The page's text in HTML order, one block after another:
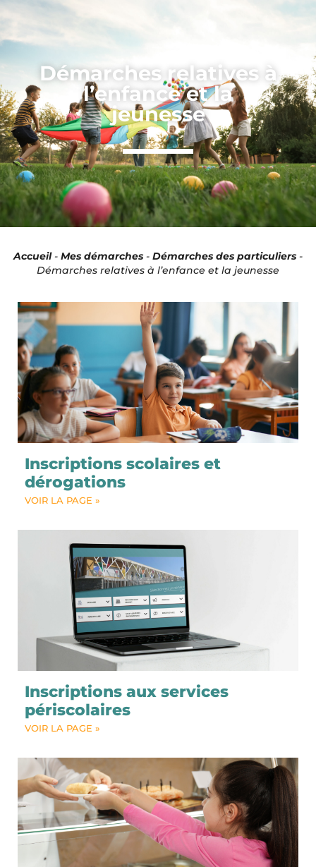
Démarches relatives à
l’enfance et la
jeunesse
Accueil- Mes démarches - Démarches des particuliers -
Démarches relatives à l’enfance et la jeunesse
Inscriptions scolaires et
dérogations
VOIR LA PAGE »
Inscriptions aux services
périscolaires
VOIR LA PAGE »
Panneau de gestion des cookies